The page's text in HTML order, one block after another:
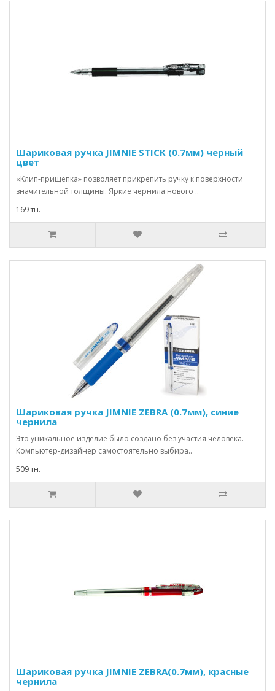
Шариковая ручка JIMNIE STICK (0.7мм) черный
цвет
«Клип-прищепка» позволяет прикрепить ручку к поверхности
значительной толщины. Яркие чернила нового ..
169 тн.
Шариковая ручка JIMNIE ZEBRA (0.7мм), синие
чернила
Это уникальное изделие было создано без участия человека.
Компьютер-дизайнер самостоятельно выбира..
509 тн.
Шариковая ручка JIMNIE ZEBRA(0.7мм), красные
чернила